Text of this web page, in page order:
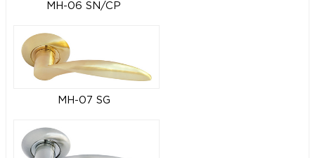
MH-06 SN/CP
MH-07 SG